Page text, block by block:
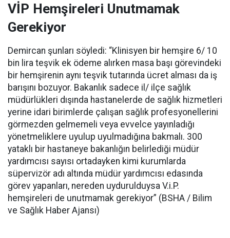
VİP Hemşireleri Unutmamak
Gerekiyor
Demircan şunları söyledi: “Klinisyen bir hemşire 6/ 10
bin lira teşvik ek ödeme alırken masa başı görevindeki
bir hemşirenin aynı teşvik tutarında ücret alması da iş
barışını bozuyor. Bakanlık sadece il/ ilçe sağlık
müdürlükleri dışında hastanelerde de sağlık hizmetleri
yerine idari birimlerde çalışan sağlık profesyonellerini
görmezden gelmemeli veya evvelce yayınladığı
yönetmeliklere uyulup uyulmadığına bakmalı. 300
yataklı bir hastaneye bakanlığın belirlediği müdür
yardımcısı sayısı ortadayken kimi kurumlarda
süpervizör adı altında müdür yardımcısı edasında
görev yapanları, nereden uydurulduysa V.i.P.
hemşireleri de unutmamak gerekiyor” (BSHA / Bilim
ve Sağlık Haber Ajansı)